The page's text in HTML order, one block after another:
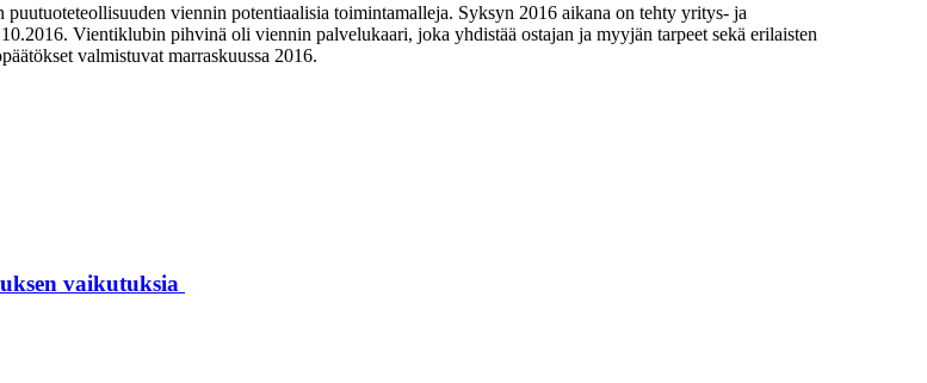
viennin potentiaalisia toimintamalleja. Syksyn 2016 aikana on tehty yritys- ja
Vientiklubin pihvinä oli viennin palvelukaari, joka yhdistää ostajan ja myyjän tarpeet sekä erilaisten
valmistuvat marraskuussa 2016.
vaikutuksia